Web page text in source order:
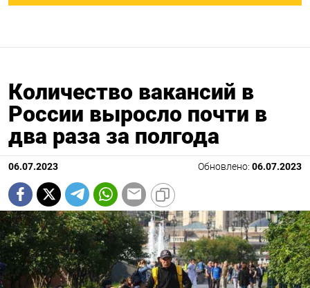
Количество вакансий в
России выросло почти в
два раза за полгода
06.07.2023 Обновлено: 06.07.2023